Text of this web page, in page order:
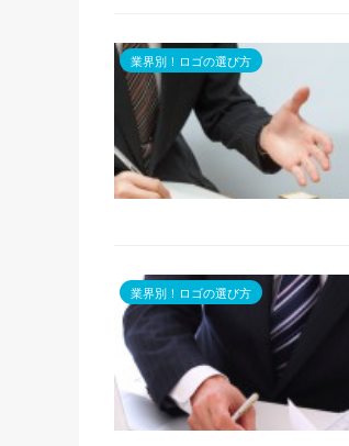
業界別！ロゴの選び方
業界別！ロゴの選び方